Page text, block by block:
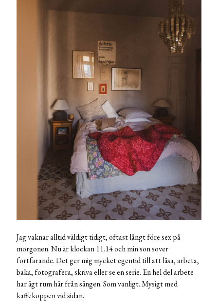
Jag vaknar alltid väldigt tidigt, oftast långt före sex på
morgonen. Nu är klockan 11.14 och min son sover
fortfarande. Det ger mig mycket egentid till att läsa, arbeta,
baka, fotografera, skriva eller se en serie. En hel del arbete
har ägt rum här från sängen. Som vanligt. Mysigt med
kaffekoppen vid sidan.